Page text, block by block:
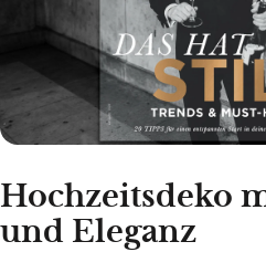
Hochzeitsdeko
und Eleganz